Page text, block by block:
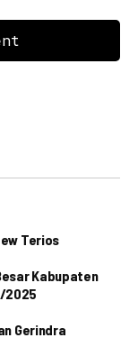
Terios
Kabupaten
2025
Gerindra